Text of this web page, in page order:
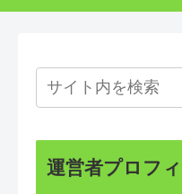
運営者プロフ